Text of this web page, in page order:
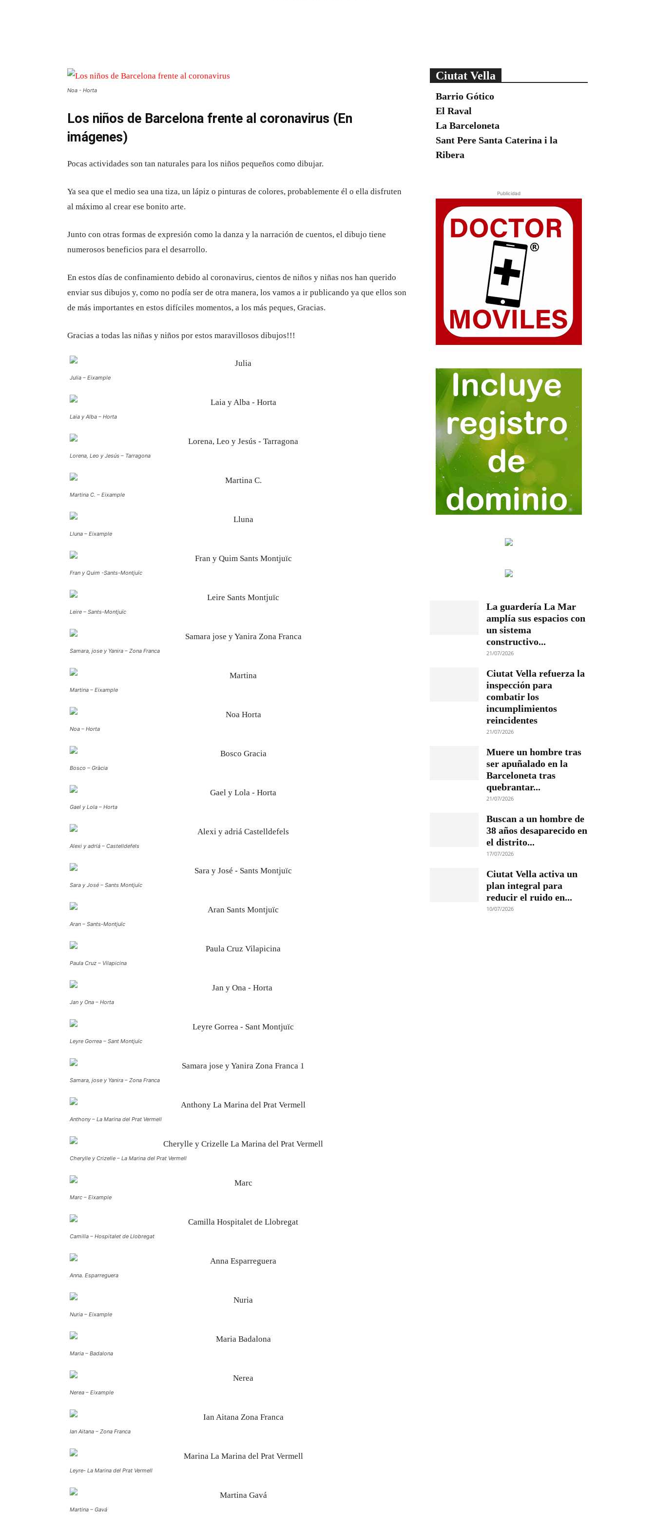
Noa - Horta
Los niños de Barcelona frente al coronavirus (En
imágenes)
Pocas actividades son tan naturales para los niños pequeños como dibujar.
Ya sea que el medio sea una tiza, un lápiz o pinturas de colores, probablemente él o ella disfruten
al máximo al crear ese bonito arte.
Junto con otras formas de expresión como la danza y la narración de cuentos, el dibujo tiene
numerosos beneficios para el desarrollo.
En estos días de confinamiento debido al coronavirus, cientos de niños y niñas nos han querido
enviar sus dibujos y, como no podía ser de otra manera, los vamos a ir publicando ya que ellos son
de más importantes en estos difíciles momentos, a los más peques, Gracias.
Gracias a todas las niñas y niños por estos maravillosos dibujos!!!
Julia – Eixample
Laia y Alba – Horta
Lorena, Leo y Jesús – Tarragona
Martina C. – Eixample
Lluna – Eixample
Fran y Quim -Sants-Montjuïc
Leire – Sants-Montjuïc
Samara, jose y Yanira – Zona Franca
Martina – Eixample
Noa – Horta
Bosco – Gràcia
Gael y Lola – Horta
Alexi y adriá – Castelldefels
Sara y José – Sants Montjuïc
Aran – Sants-Montjuïc
Paula Cruz – Vilapicina
Jan y Ona – Horta
Leyre Gorrea – Sant Montjuïc
Samara, jose y Yanira – Zona Franca
Anthony – La Marina del Prat Vermell
Cherylle y Crizelle – La Marina del Prat Vermell
Marc – Eixample
Camilla – Hospitalet de Llobregat
Anna. Esparreguera
Nuria – Eixample
Maria – Badalona
Nerea – Eixample
Ian Aitana – Zona Franca
Leyre- La Marina del Prat Vermell
Martina – Gavá
Ciutat Vella
Barrio Gótico
El Raval
La Barceloneta
Sant Pere Santa Caterina i la
Ribera
Publicidad
La guardería La Mar
amplía sus espacios con
un sistema
constructivo...
21/07/2026
Ciutat Vella refuerza la
inspección para
combatir los
incumplimientos
reincidentes
21/07/2026
Muere un hombre tras
ser apuñalado en la
Barceloneta tras
quebrantar...
21/07/2026
Buscan a un hombre de
38 años desaparecido en
el distrito...
17/07/2026
Ciutat Vella activa un
plan integral para
reducir el ruido en...
10/07/2026